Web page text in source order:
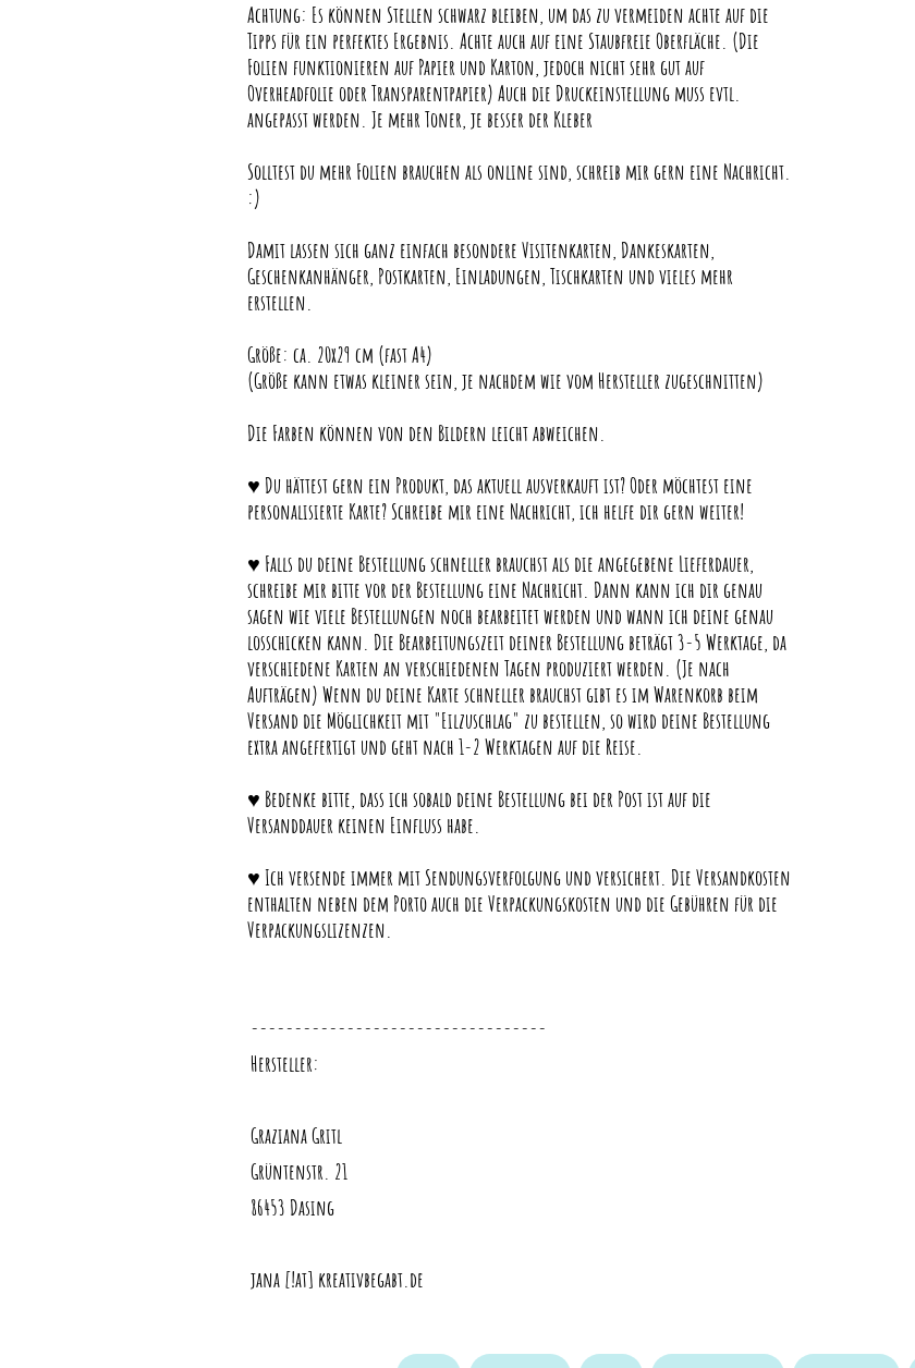
Achtung: Es können Stellen schwarz bleiben, um das zu vermeiden achte auf die
Tipps für ein perfektes Ergebnis. Achte auch auf eine Staubfreie Oberfläche. (Die
Folien funktionieren auf Papier und Karton, jedoch nicht sehr gut auf
Overheadfolie oder Transparentpapier) Auch die Druckeinstellung muss evtl.
angepasst werden. Je mehr Toner, je besser der Kleber
Solltest du mehr Folien brauchen als online sind, schreib mir gern eine Nachricht.
:)
Damit lassen sich ganz einfach besondere Visitenkarten, Dankeskarten,
Geschenkanhänger, Postkarten, Einladungen, Tischkarten und vieles mehr
erstellen.
Größe: ca. 20x29 cm (fast A4)
(Größe kann etwas kleiner sein, je nachdem wie vom Hersteller zugeschnitten)
Die Farben können von den Bildern leicht abweichen.
♥ Du hättest gern ein Produkt, das aktuell ausverkauft ist? Oder möchtest eine
personalisierte Karte? Schreibe mir eine Nachricht, ich helfe dir gern weiter!
♥ Falls du deine Bestellung schneller brauchst als die angegebene Lieferdauer,
schreibe mir bitte vor der Bestellung eine Nachricht. Dann kann ich dir genau
sagen wie viele Bestellungen noch bearbeitet werden und wann ich deine genau
losschicken kann. Die Bearbeitungszeit deiner Bestellung beträgt 3-5 Werktage, da
verschiedene Karten an verschiedenen Tagen produziert werden. (Je nach
Aufträgen) Wenn du deine Karte schneller brauchst gibt es im Warenkorb beim
Versand die Möglichkeit mit "Eilzuschlag" zu bestellen, so wird deine Bestellung
extra angefertigt und geht nach 1-2 Werktagen auf die Reise.
♥ Bedenke bitte, dass ich sobald deine Bestellung bei der Post ist auf die
Versanddauer keinen Einfluss habe.
♥ Ich versende immer mit Sendungsverfolgung und versichert. Die Versandkosten
enthalten neben dem Porto auch die Verpackungskosten und die Gebühren für die
Verpackungslizenzen.
----------------------------------
Hersteller:
Graziana Gritl
Grüntenstr. 21
86453 Dasing
jana [!at] kreativbegabt.de